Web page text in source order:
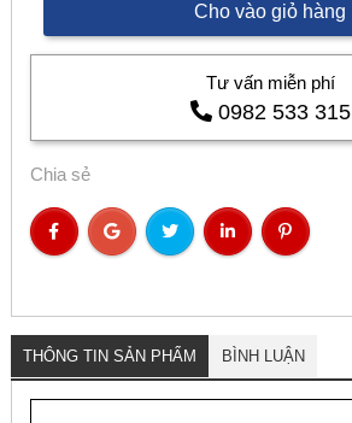
Cho vào giỏ hàng
Tư vấn miễn phí
0982 533 315
Chia sẻ
THÔNG TIN SẢN PHẨM BÌNH LUẬN